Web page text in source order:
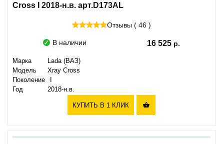
Cross I 2018-н.в. арт.D173AL
Отзывы ( 46 )
В наличии 16 525
Марка
Lada (ВАЗ)
Модель
Xray Cross
Поколение
Год
2018-н.в.
КУПИТЬ В 1 КЛИК 